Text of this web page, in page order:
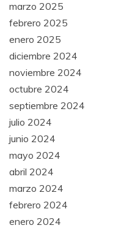
marzo 2025
febrero 2025
enero 2025
diciembre 2024
noviembre 2024
octubre 2024
septiembre 2024
julio 2024
junio 2024
mayo 2024
abril 2024
marzo 2024
febrero 2024
enero 2024